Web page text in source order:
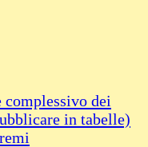
complessivo dei
in tabelle)